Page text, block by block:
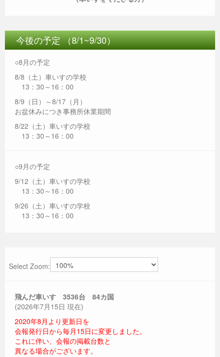
今後の予定 （8/1~9/30）
○8月の予定
8/8（土）車いすの学校
13：30～16：00
8/9（日）～8/17（月）
お盆休みにつき事務所休業期間
8/22（土）車いすの学校
13：30～16：00
○9月の予定
9/12（土）車いすの学校
13：30～16：00
9/26（土）車いすの学校
13：30～16：00
Select Zoom:
飛んだ車いす 3536台 84カ国
(2026年7月15日 現在)
2020年8月より更新日を
会報発行日から毎月15日に変更しました。
これに伴い、会報の掲載台数と
異なる場合がございます。